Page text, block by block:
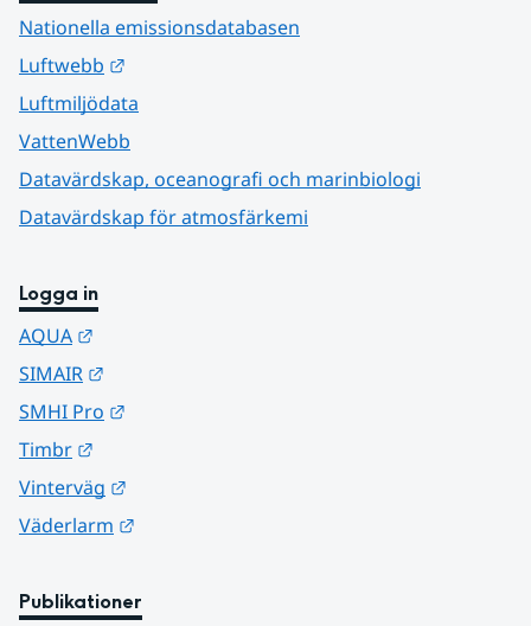
Nationella emissionsdatabasen
Luftwebb
Luftmiljödata
VattenWebb
Datavärdskap, oceanografi och marinbiologi
Datavärdskap för atmosfärkemi
Logga in
AQUA
SIMAIR
SMHI Pro
Timbr
Vinterväg
Väderlarm
Publikationer